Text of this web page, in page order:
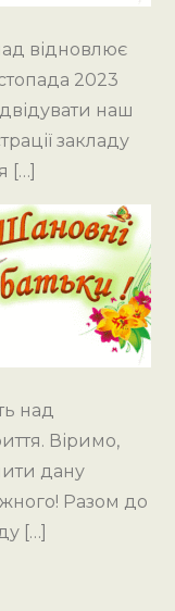
відновлює
2023
наш
закладу
[…]
над
Віримо,
дану
Разом до
[…]